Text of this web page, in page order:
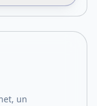
un